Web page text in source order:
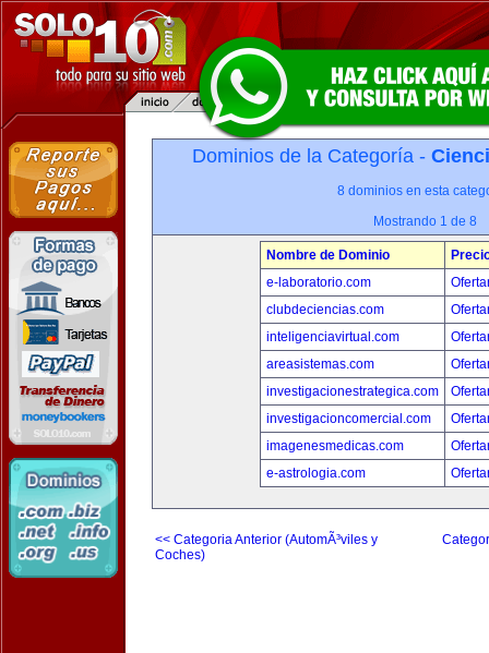
Dominios de la Categoría -
8 dominios en esta
Mostrando 1 de 8
Nombre de Dominio
e-laboratorio.com
clubdeciencias.com
inteligenciavirtual.com
areasistemas.com
investigacionestrategica.com
investigacioncomercial.com
imagenesmedicas.com
e-astrologia.com
<< Categoria Anterior (AutomÃ³viles y
Coches)